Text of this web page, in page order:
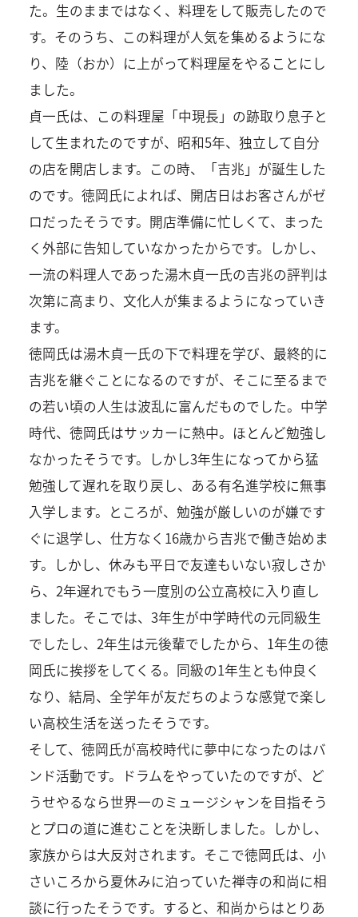
た。生のままではなく、料理をして販売したので
す。そのうち、この料理が人気を集めるようにな
り、陸（おか）に上がって料理屋をやることにし
ました。
貞一氏は、この料理屋「中現長」の跡取り息子と
して生まれたのですが、昭和5年、独立して自分
の店を開店します。この時、「吉兆」が誕生した
のです。徳岡氏によれば、開店日はお客さんがゼ
ロだったそうです。開店準備に忙しくて、まった
く外部に告知していなかったからです。しかし、
一流の料理人であった湯木貞一氏の吉兆の評判は
次第に高まり、文化人が集まるようになっていき
ます。
徳岡氏は湯木貞一氏の下で料理を学び、最終的に
吉兆を継ぐことになるのですが、そこに至るまで
の若い頃の人生は波乱に富んだものでした。中学
時代、徳岡氏はサッカーに熱中。ほとんど勉強し
なかったそうです。しかし3年生になってから猛
勉強して遅れを取り戻し、ある有名進学校に無事
入学します。ところが、勉強が厳しいのが嫌です
ぐに退学し、仕方なく16歳から吉兆で働き始めま
す。しかし、休みも平日で友達もいない寂しさか
ら、2年遅れでもう一度別の公立高校に入り直し
ました。そこでは、3年生が中学時代の元同級生
でしたし、2年生は元後輩でしたから、1年生の徳
岡氏に挨拶をしてくる。同級の1年生とも仲良く
なり、結局、全学年が友だちのような感覚で楽し
い高校生活を送ったそうです。
そして、徳岡氏が高校時代に夢中になったのはバ
ンド活動です。ドラムをやっていたのですが、ど
うせやるなら世界一のミュージシャンを目指そう
とプロの道に進むことを決断しました。しかし、
家族からは大反対されます。そこで徳岡氏は、小
さいころから夏休みに泊っていた禅寺の和尚に相
談に行ったそうです。すると、和尚からはとりあ